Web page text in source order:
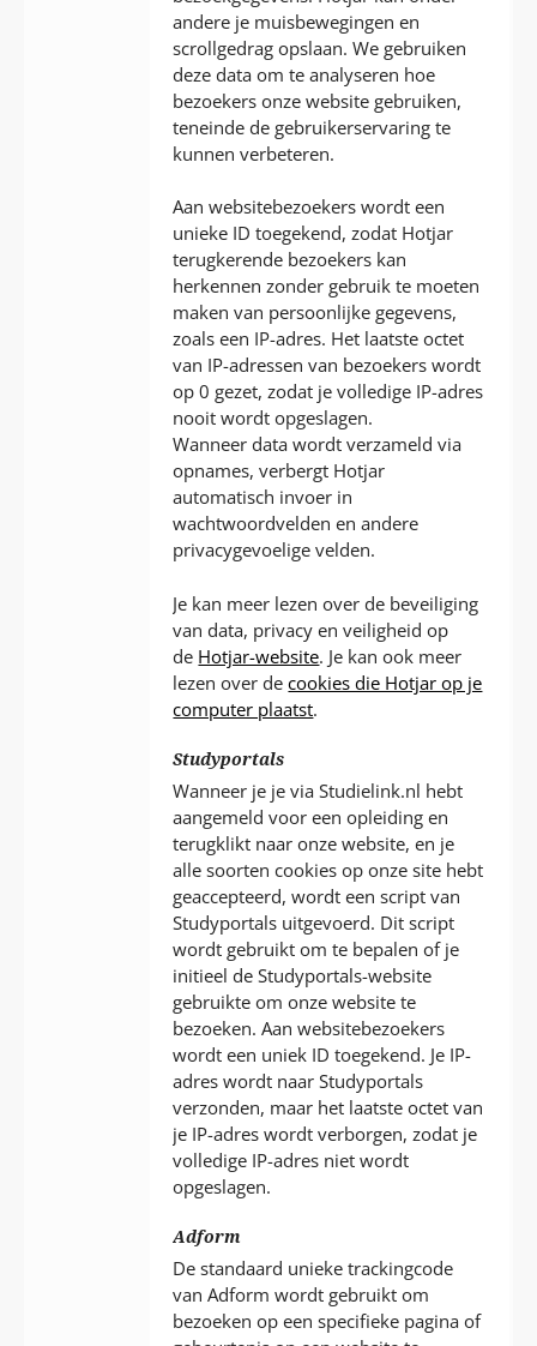
andere je muisbewegingen en
scrollgedrag opslaan. We gebruiken
deze data om te analyseren hoe
bezoekers onze website gebruiken,
teneinde de gebruikerservaring te
kunnen verbeteren.
Aan websitebezoekers wordt een
unieke ID toegekend, zodat Hotjar
terugkerende bezoekers kan
herkennen zonder gebruik te moeten
maken van persoonlijke gegevens,
zoals een IP-adres. Het laatste octet
van IP-adressen van bezoekers wordt
op 0 gezet, zodat je volledige IP-adres
nooit wordt opgeslagen.
Wanneer data wordt verzameld via
opnames, verbergt Hotjar
automatisch invoer in
wachtwoordvelden en andere
privacygevoelige velden.
Je kan meer lezen over de beveiliging
van data, privacy en veiligheid op
de Hotjar-website. Je kan ook meer
lezen over decookies die Hotjar op je
computer plaatst.
Studyportals
Wanneer je je via Studielink.nl hebt
aangemeld voor een opleiding en
terugklikt naar onze website, en je
alle soorten cookies op onze site hebt
geaccepteerd, wordt een script van
Studyportals uitgevoerd. Dit script
wordt gebruikt om te bepalen of je
initieel de Studyportals-website
gebruikte om onze website te
bezoeken. Aan websitebezoekers
wordt een uniek ID toegekend. Je IP-
adres wordt naar Studyportals
verzonden, maar het laatste octet van
je IP-adres wordt verborgen, zodat je
volledige IP-adres niet wordt
opgeslagen.
Adform
De standaard unieke trackingcode
van Adform wordt gebruikt om
bezoeken op een specifieke pagina of